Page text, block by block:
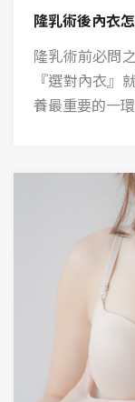
隆乳術後內衣
隆乳術前必問
『選對內衣』
養最重要的一